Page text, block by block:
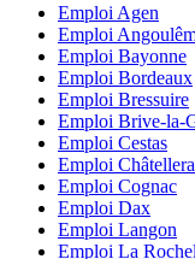
Emploi Agen
Emploi
Emploi Bayonne
Emploi Bordeaux
Emploi Bressuire
Emploi Brive-la-
Emploi Cestas
Emploi
Emploi Cognac
Emploi Dax
Emploi Langon
Emploi La